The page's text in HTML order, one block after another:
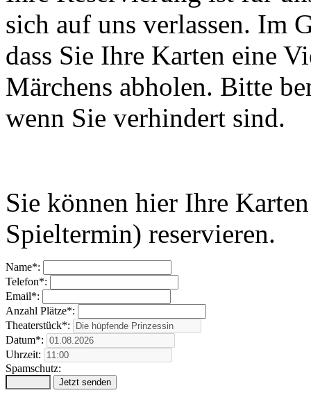
sich auf uns verlassen. Im
dass Sie Ihre Karten eine
Märchens abholen. Bitte
wenn Sie verhindert sind.
Sie können hier Ihre
Spieltermin) reservieren.
Name*:
Telefon*:
Email*:
Anzahl Plätze*:
Theaterstück*:
Datum*:
Uhrzeit:
Spamschutz: